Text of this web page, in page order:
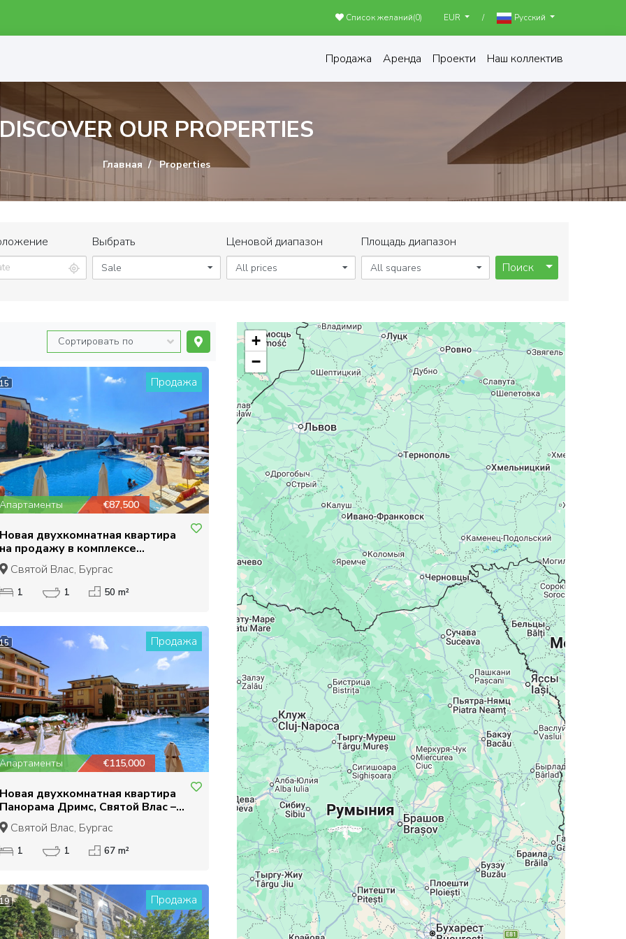
Список желаний(0) EUR / Русский
Продажа Аренда Проекти Наш коллектив
DISCOVER OUR PROPERTIES
Главная Properties
Выбрать
Sale
Ценовой диапазон
All prices
Площадь диапазон
All squares Поиск Toggle
15 Продажа
Апартаменты €87,500
Новая двухкомнатная квартира
на продажу в комплексе
Панорама Дримс, Святой Влас
Святой Влас, Бургас
1 1 50 m²
15 Продажа
Апартаменты €115,000
Новая двухкомнатная квартира
Панорама Дримс, Святой Влас –
150 м от море
Святой Влас, Бургас
1 1 67 m²
19 Продажа
+
−